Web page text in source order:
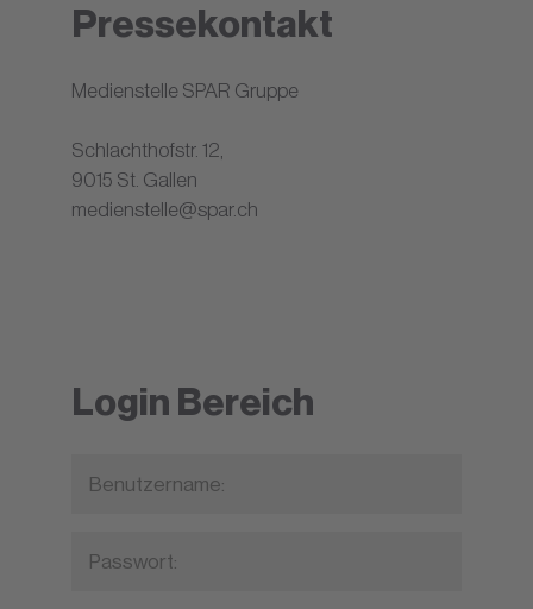
Pressekontakt
Medienstelle SPAR Gruppe
Schlachthofstr. 12,
9015 St. Gallen
medienstelle@spar.ch
Login Bereich